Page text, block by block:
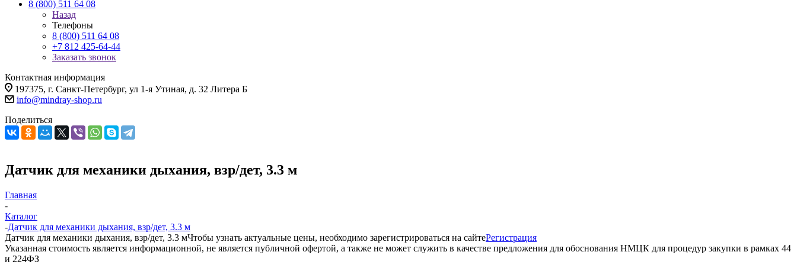
8 (800) 511 64 08
Назад
Телефоны
8 (800) 511 64 08
+7 812 425-64-44
Заказать звонок
Контактная информация
197375, г. Санкт-Петербург, ул 1-я Утиная, д. 32 Литера Б
info@mindray-shop.ru
Поделиться
Датчик для механики дыхания, взр/дет, 3.3 м
Главная
-
Каталог
-Датчик для механики дыхания, взр/дет, 3.3 м
Датчик для механики дыхания, взр/дет, 3.3 мЧтобы узнать актуальные цены, необходимо зарегистрироваться на сайтеРегистрация
Указанная стоимость является информационной, не является публичной офертой, а также не может служить в качестве предложения для обоснования НМЦК для процедур закупки в рамках 44
и 224ФЗ